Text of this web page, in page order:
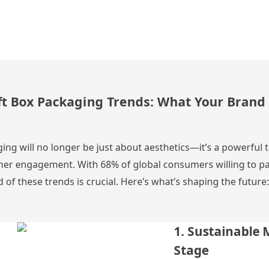
Box Packaging Trends: What Your
will no longer be just about aesthetics—it’s a
engagement. With 68% of global consumers willing to
of these trends is crucial. Here’s what’s shaping the future:
1. Sustainable
Stage